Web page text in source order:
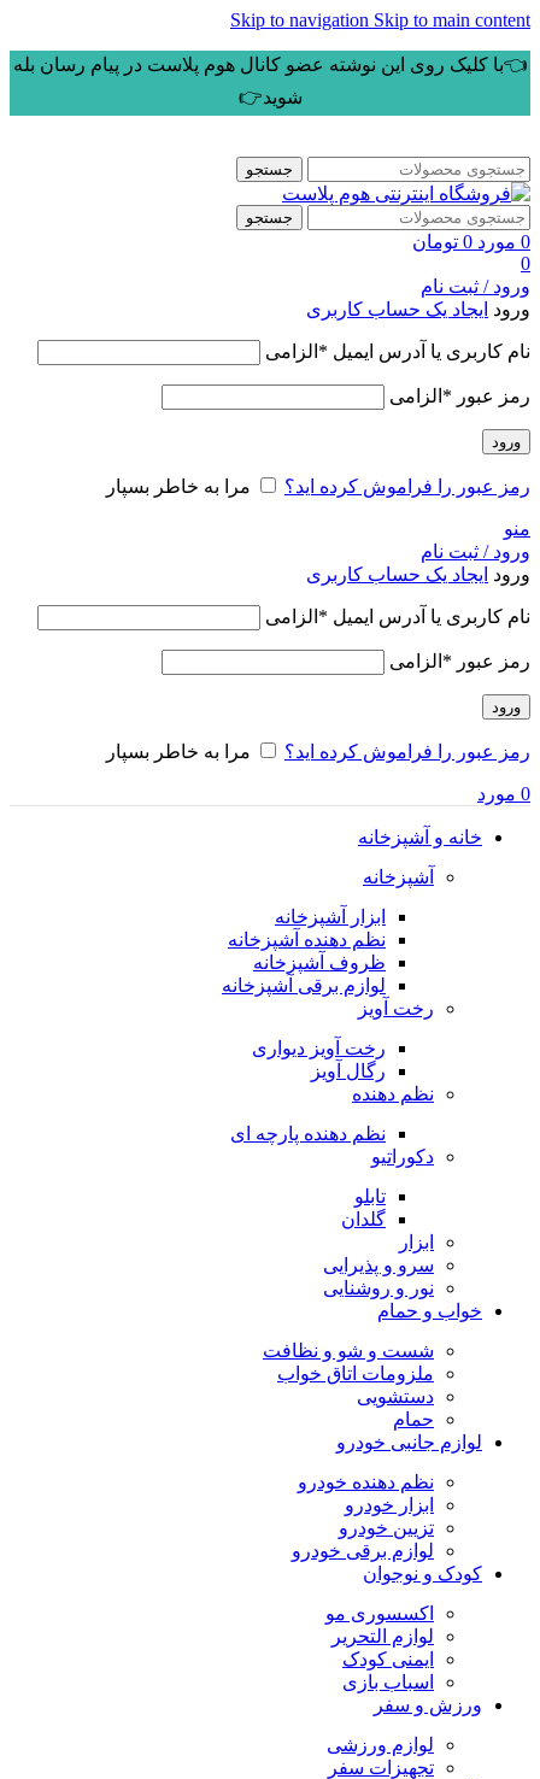
Skip to navigation Skip to main content
👈با کلیک روی این نوشته عضو کانال هوم پلاست در پیام رسان بله
شوید👉
جستجو
جستجو
0 مورد 0 تومان
0
ورود / ثبت نام
ورود ایجاد یک حساب کاربری
نام کاربری یا آدرس ایمیل * الزامی
رمز عبور * الزامی
ورود
رمز عبور را فراموش کرده اید؟ مرا به خاطر بسپار
منو
ورود / ثبت نام
ورود ایجاد یک حساب کاربری
نام کاربری یا آدرس ایمیل * الزامی
رمز عبور * الزامی
ورود
رمز عبور را فراموش کرده اید؟ مرا به خاطر بسپار
0 مورد
خانه و آشپزخانه
آشپزخانه
ابزار آشپزخانه
نظم دهنده آشپزخانه
ظروف آشپزخانه
لوازم برقی آشپزخانه
رخت آویز
رخت آویز دیواری
رگال آویز
نظم دهنده
نظم دهنده پارچه ای
دکوراتیو
تابلو
گلدان
ابزار
سرو و پذیرایی
نور و روشنایی
خواب و حمام
شست و شو و نظافت
ملزومات اتاق خواب
دستشویی
حمام
لوازم جانبی خودرو
نظم دهنده خودرو
ابزار خودرو
تزیین خودرو
لوازم برقی خودرو
کودک و نوجوان
اکسسوری مو
لوازم التحریر
ایمنی کودک
اسباب بازی
ورزش و سفر
لوازم ورزشی
تجهیزات سفر